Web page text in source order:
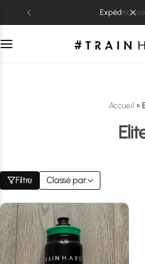
expédition
Accueil »
Filtre Classé par: